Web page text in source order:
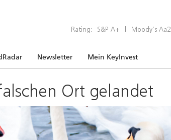
Rating: S&P A+ | Moody’s Aa2
Newsletter Mein KeyInvest
Ort gelandet